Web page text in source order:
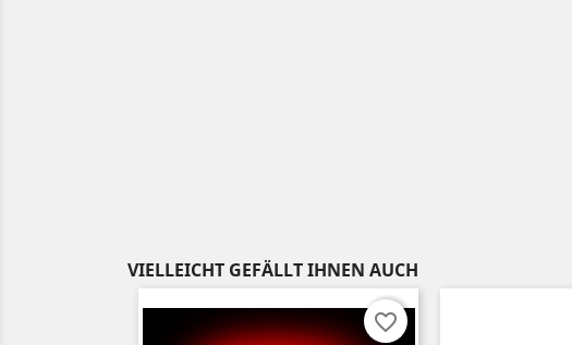
VIELLEICHT GEFÄLLT IHNEN AUCH
favorite_border